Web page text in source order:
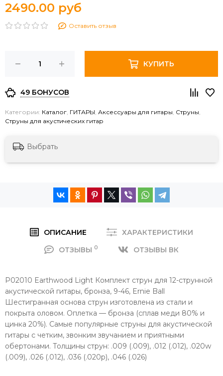
2490.00 руб
Оставить отзыв
КУПИТЬ
49 БОНУСОВ
Категории: Каталог, ГИТАРЫ, Аксессуары для гитары, Струны,
Струны для акустических гитар
Выбрать
ОПИСАНИЕ
ХАРАКТЕРИСТИКИ
ОТЗЫВЫ 0 ОТЗЫВЫ ВК
P02010 Earthwood Light Комплект струн для 12-струнной
акустической гитары, бронза, 9-46, Ernie Ball
Шестигранная основа струн изготовлена из стали и
покрыта оловом. Оплетка — бронза (сплав меди 80% и
цинка 20%). Самые популярные струны для акустической
гитары с четким, звонким звучанием и приятными
обертонами. Толщины струн: .009 (.009), .012 (.012), .020w
(.009), .026 (.012), .036 (.020p), .046 (.026)